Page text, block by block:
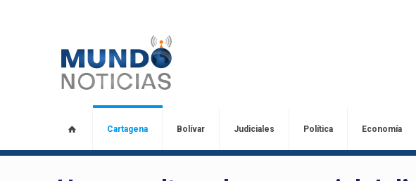
Cartagena Bolívar Judiciales Política Economía